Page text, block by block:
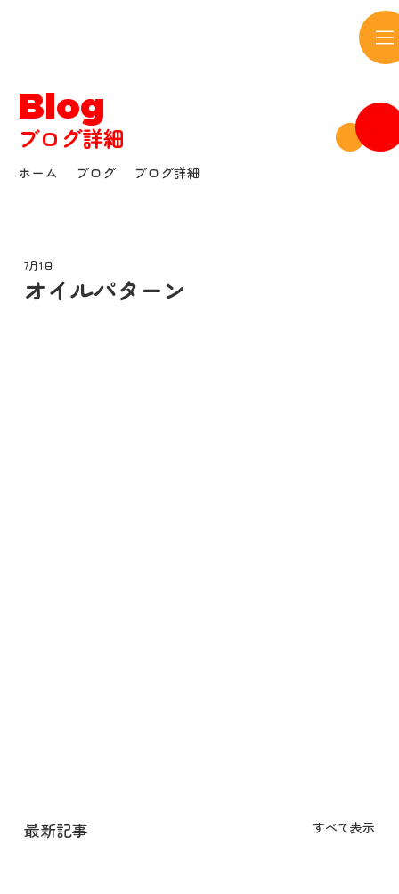
Blog
ブログ詳細
ホーム ブログ ブログ詳細
オイルパターン
7月1日
最新記事 すべて表示